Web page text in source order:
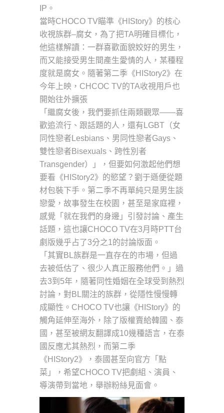
IP。
當時CHOCO TV瞄準《HIStory》的核心
收視族群–腐女，為了把TA明確目標化，
他這樣解讀：一群喜歡面貌姣好的男生，
而又能接受男生間產生愛情的人，某種程
度就是腐女。隨著第二季《HIStory2》在
今年上映，CHCOC TV的TA收視用戶也
開始往外擴張
「繼腐女後，我們要抓住兩類觀眾——喜
歡追流行、跟話題的人，還有LGBT（女
同性戀者Lesbians、男同性戀者Gays、
雙性戀者Bisexuals、跨性別者
Transgender）」，但要如何激起他們想
要看《HIStory2》的慾望？劉于遜便從題
材包裝下手。第二季不再單純只是男生談
戀愛，故事發生在校園，甚至是家庭裡，
感覺「就在我們的身邊」引發討論、產生
話題，這也讓CHOCO TV在3月時PTT台
劇版幾乎占了3分之1的討論版面。
「其實BL族群是一直存在的市場，但過
去被低估了、很少人真正服務他們。」過
去3到5年，隨著同性婚姻在全球受到熱烈
討論，對BL關注的族群，從隱性慢慢轉
成顯性。CHOCO TV也讓《HIStory》的
觸角延伸至海外，除了版權賣給韓國、泰
國，甚至被網友翻譯成10幾種語言，在泰
國反應尤其熱烈，而第二季
《HIStory2》，泰國甚至向官方「點
菜」，希望CHOCO TV把劇組、演員、
導演帶到當地，舉辦粉絲見面會。